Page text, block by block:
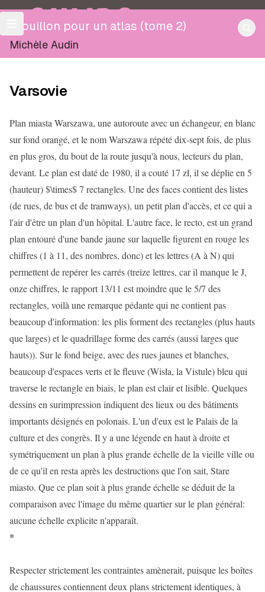
OULIPO
Brouillon pour un atlas (tome 2)
Michèle Audin
Varsovie
Plan miasta Warszawa, une autoroute avec un échangeur, en blanc
sur fond orangé, et le nom Warszawa répété dix-sept fois, de plus
en plus gros, du bout de la route jusqu'à nous, lecteurs du plan,
devant. Le plan est daté de 1980, il a couté 17 zł, il se déplie en 5
(hauteur) $\times$ 7 rectangles. Une des faces contient des listes
(de rues, de bus et de tramways), un petit plan d'accès, et ce qui a
l'air d'être un plan d'un hôpital. L'autre face, le recto, est un grand
plan entouré d'une bande jaune sur laquelle figurent en rouge les
chiffres (1 à 11, des nombres, donc) et les lettres (A à N) qui
permettent de repérer les carrés (treize lettres, car il manque le J,
onze chiffres, le rapport 13/11 est moindre que le 5/7 des
rectangles, voilà une remarque pédante qui ne contient pas
beaucoup d'information: les plis forment des rectangles (plus hauts
que larges) et le quadrillage forme des carrés (aussi larges que
hauts)). Sur le fond beige, avec des rues jaunes et blanches,
beaucoup d'espaces verts et le fleuve (Wisła, la Vistule) bleu qui
traverse le rectangle en biais, le plan est clair et lisible. Quelques
dessins en surimpression indiquent des lieux ou des bâtiments
importants désignés en polonais. L'un d'eux est le Palais de la
culture et des congrès. Il y a une légende en haut à droite et
symétriquement un plan à plus grande échelle de la vieille ville ou
de ce qu'il en resta après les destructions que l'on sait, Stare
miasto. Que ce plan soit à plus grande échelle se déduit de la
comparaison avec l'image du même quartier sur le plan général:
aucune échelle explicite n'apparaît.
*
Respecter strictement les contraintes amènerait, puisque les boîtes
de chaussures contiennent deux plans strictement identiques, à